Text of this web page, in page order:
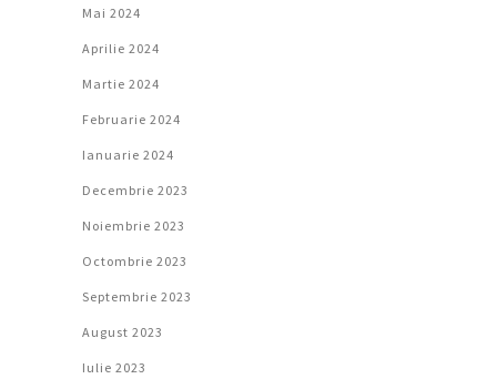
Mai 2024
Aprilie 2024
Martie 2024
Februarie 2024
Ianuarie 2024
Decembrie 2023
Noiembrie 2023
Octombrie 2023
Septembrie 2023
August 2023
Iulie 2023